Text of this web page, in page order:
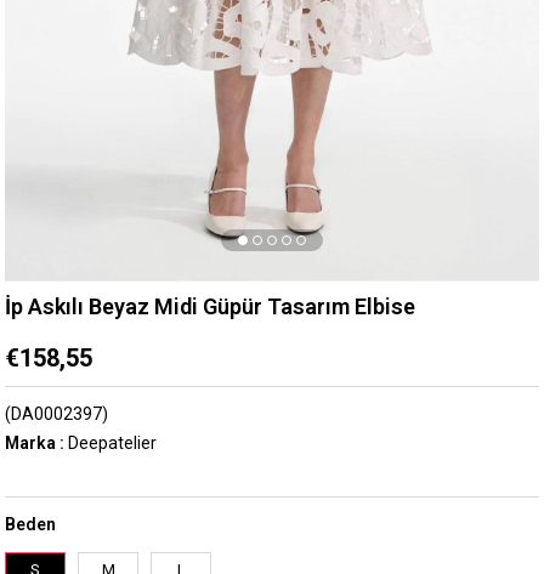
İp Askılı Beyaz Midi Güpür Tasarım Elbise
€158,55
(DA0002397)
Marka : Deepatelier
Beden
S M L